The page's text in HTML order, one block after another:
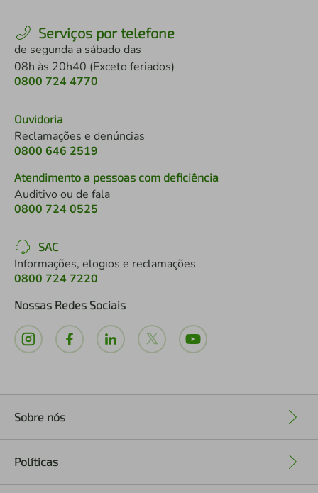
Serviços por telefone
de segunda a sábado das
08h às 20h40 (Exceto feriados)
0800 724 4770
Ouvidoria
Reclamações e denúncias
0800 646 2519
Atendimento a pessoas com deficiência
Auditivo ou de fala
0800 724 0525
SAC
Informações, elogios e reclamações
0800 724 7220
Nossas Redes Sociais
Sobre nós
Políticas